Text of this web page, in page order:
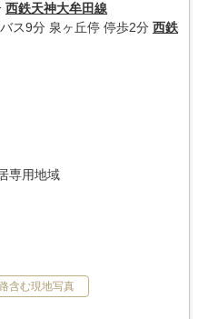
西鉄天神大牟田線
バス9分 泉ヶ丘停 停歩2分 西鉄
専用地域
含む現地写真